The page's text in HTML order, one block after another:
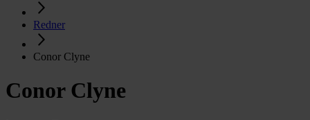
Redner
Conor Clyne
Conor Clyne